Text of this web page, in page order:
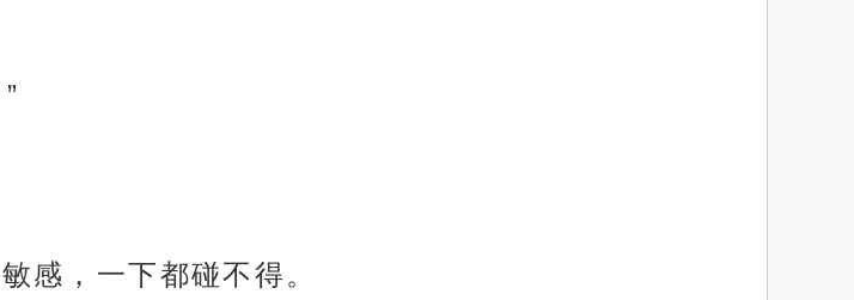
感，一下都碰不得。